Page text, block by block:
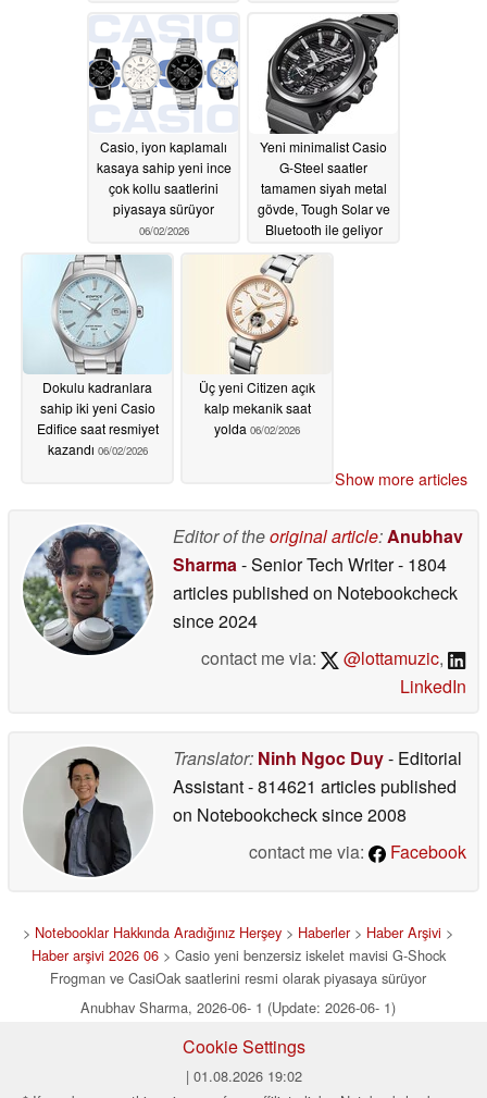
Casio, iyon kaplamalı
kasaya sahip yeni ince
çok kollu saatlerini
piyasaya sürüyor
06/02/2026
Yeni minimalist Casio
G-Steel saatler
tamamen siyah metal
gövde, Tough Solar ve
Bluetooth ile geliyor
06/02/2026
Dokulu kadranlara
sahip iki yeni Casio
Edifice saat resmiyet
kazandı 06/02/2026
Üç yeni Citizen açık
kalp mekanik saat
yolda 06/02/2026
Show more articles
Editor of theoriginal article:Anubhav
Sharma- Senior Tech Writer- 1804
articles published on Notebookcheck
since 2024
contact me via:
@lottamuzic,
LinkedIn
Translator: Ninh Ngoc Duy- Editorial
Assistant- 814621 articles published
on Notebookchecksince 2008
contact me via:
Facebook
> Notebooklar Hakkında Aradığınız Herşey > Haberler> Haber Arşivi >
Haber arşivi 2026 06> Casio yeni benzersiz iskelet mavisi G-Shock
Frogman ve CasiOak saatlerini resmi olarak piyasaya sürüyor
Anubhav Sharma, 2026-06- 1 (Update: 2026-06- 1)
Cookie Settings
| 01.08.2026 19:02